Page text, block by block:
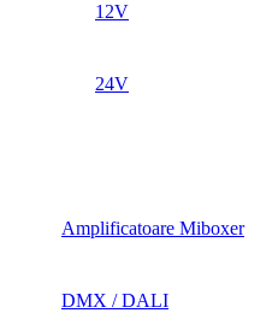
12V
24V
Amplificatoare Miboxer
DMX / DALI